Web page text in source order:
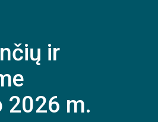
ir
2026 m.